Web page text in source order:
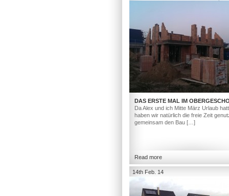
DAS ERSTE MAL IM
Da Alex und ich Mitte März Urlaub
haben wir natürlich die freie Zeit
gemeinsam den Bau […]
Read more
14th Feb. 14